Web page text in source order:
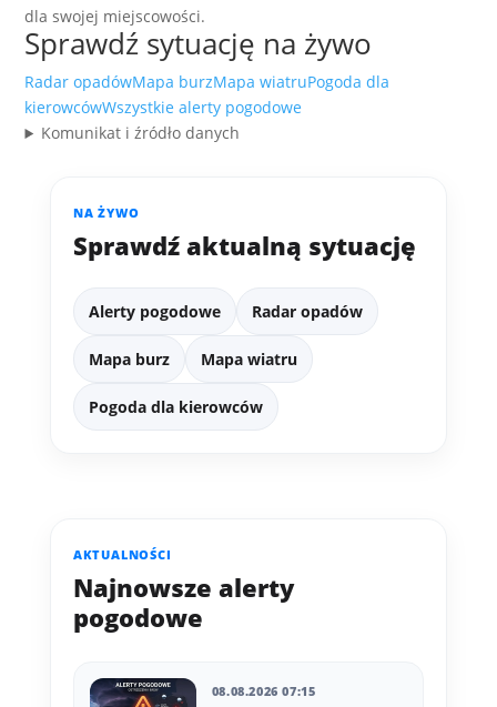
dla swojej miejscowości.
Sprawdź sytuację na żywo
Radar opadówMapa burzMapa wiatruPogoda dla
kierowcówWszystkie alerty pogodowe
Komunikat i źródło danych
NA ŻYWO
Sprawdź aktualną sytuację
Alerty pogodowe Radar opadów
Mapa burz Mapa wiatru
Pogoda dla kierowców
AKTUALNOŚCI
Najnowsze alerty
pogodowe
08.08.2026 07:15